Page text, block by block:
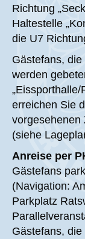
Richtung
Haltestelle
die U7
Gästefans,
werden
erreichen Sie
vorgesehenen
(siehe
Anreise per
Gästefans
(Navigation:
Parkplatz
Gästefans,